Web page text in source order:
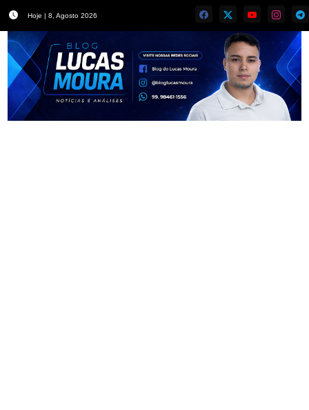
Hoje | 8, Agosto 2026